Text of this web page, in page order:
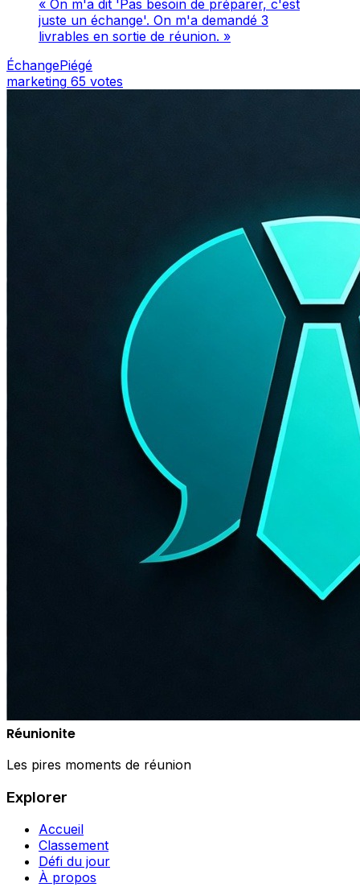
« On m'a dit 'Pas besoin de préparer, c'est
juste un échange'. On m'a demandé 3
livrables en sortie de réunion. »
ÉchangePiégé
marketing 65 votes
Réunionite
Les pires moments de réunion
Explorer
Accueil
Classement
Défi du jour
À propos